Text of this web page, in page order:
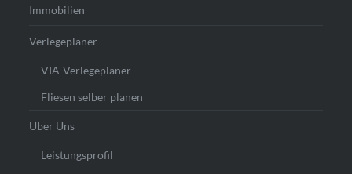
Immobilien
Verlegeplaner
VIA-Verlegeplaner
Fliesen selber planen
Über Uns
Leistungsprofil